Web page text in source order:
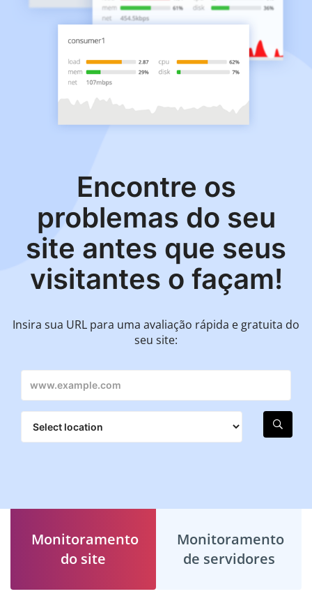
Encontre os
problemas do seu
site antes que seus
visitantes o façam!
Insira sua URL para uma avaliação rápida e gratuita do
seu site:
Monitoramento
do site
Monitoramento
de servidores